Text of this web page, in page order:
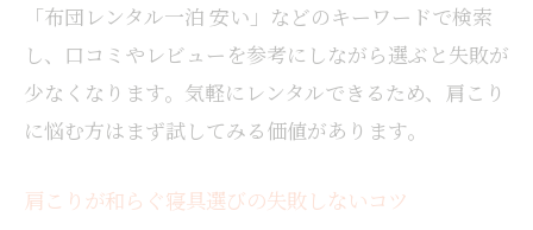
肩こりを招く間違った寝具使用法に注意
寝具のメンテナンスが肩こり予防に役立つ
理由
肩こり対策には寝具の定期的な見直しが重
湿度差を考えた寝具の選び方徹底解説
「布団レンタル一泊 安い」などのキーワードで検索
し、口コミやレビューを参考にしながら選ぶと失敗が
少なくなります。気軽にレンタルできるため、肩こり
に悩む方はまず試してみる価値があります。
肩こりが和らぐ寝具選びの失敗しないコツ